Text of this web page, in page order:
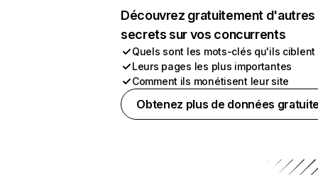
Découvrez gratuitement d'autres
secrets sur vos concurrents
Quels sont les mots-clés qu'ils ciblent
Leurs pages les plus importantes
Comment ils monétisent leur site
Obtenez plus de données